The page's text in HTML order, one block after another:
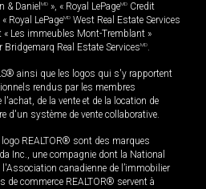
& Daniel MD », « Royal LePageMD Credit
Royal LePageMD West Real Estate Services
« Les immeubles Mont-Tremblant »
Real Estate ServicesMD.
ainsi que les logos qui s'y rapportent
rendus par les membres
l'achat, de la vente et de la location de
d'un système de vente collaborative.
REALTOR® sont des marques
Inc., une compagnie dont la National
canadienne de l’immobilier
de commerce REALTOR® servent à